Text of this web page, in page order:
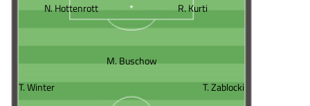
N. Hottenrott R. Kurti
M. Buschow
T. Winter
T. Zablocki